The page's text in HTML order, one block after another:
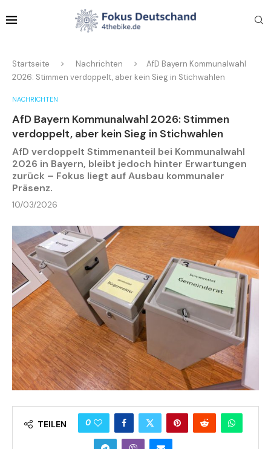
Startseite Nachrichten
AfD Bayern Kommunalwahl
2026: Stimmen verdoppelt, aber kein Sieg in Stichwahlen
NACHRICHTEN
AfD Bayern Kommunalwahl 2026: Stimmen
verdoppelt, aber kein Sieg in Stichwahlen
AfD verdoppelt Stimmenanteil bei Kommunalwahl
2026 in Bayern, bleibt jedoch hinter Erwartungen
zurück – Fokus liegt auf Ausbau kommunaler
Präsenz.
10/03/2026
TEILEN 0